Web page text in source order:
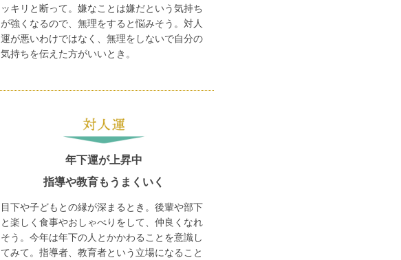
ッキリと断って。嫌なことは嫌だという気持ち
が強くなるので、無理をすると悩みそう。対人
運が悪いわけではなく、無理をしないで自分の
気持ちを伝えた方がいいとき。
年下運が上昇中
指導や教育もうまくいく
目下や子どもとの縁が深まるとき。後輩や部下
と楽しく食事やおしゃべりをして、仲良くなれ
そう。今年は年下の人とかかわることを意識し
てみて。指導者、教育者という立場になること